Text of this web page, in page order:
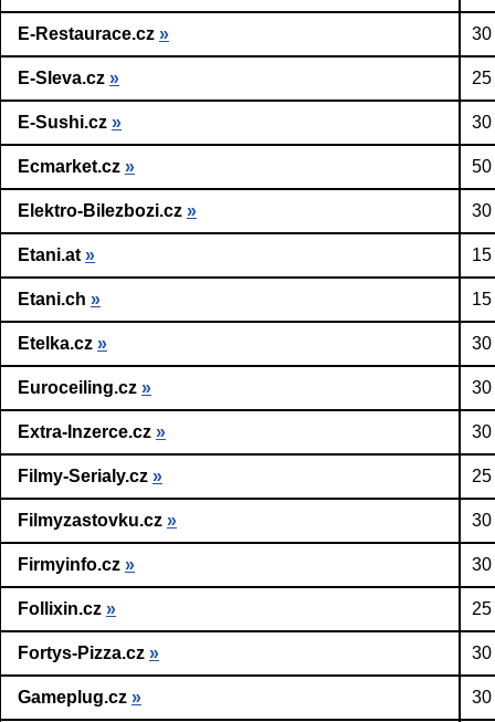
E-Restaurace.cz » 30
E-Sleva.cz »
E-Sushi.cz » 30
Ecmarket.cz » 50
Elektro-Bilezbozi.cz » 30
Etani.at »
Etani.ch »
Etelka.cz » 30
Euroceiling.cz » 30
Extra-Inzerce.cz » 30
Filmy-Serialy.cz »
Filmyzastovku.cz » 30
Firmyinfo.cz » 30
Follixin.cz »
Fortys-Pizza.cz » 30
Gameplug.cz » 30